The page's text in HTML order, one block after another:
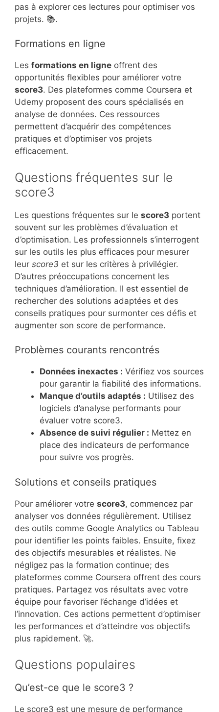
pas à explorer ces lectures pour optimiser vos
projets. 📚.
Formations en ligne
Les formations en ligne offrent des
opportunités flexibles pour améliorer votre
score3. Des plateformes comme Coursera et
Udemy proposent des cours spécialisés en
analyse de données. Ces ressources
permettent d’acquérir des compétences
pratiques et d’optimiser vos projets
efficacement.
Questions fréquentes sur le
score3
Les questions fréquentes sur le score3 portent
souvent sur les problèmes d’évaluation et
d’optimisation. Les professionnels s’interrogent
sur les outils les plus efficaces pour mesurer
leur score3 et sur les critères à privilégier.
D’autres préoccupations concernent les
techniques d’amélioration. Il est essentiel de
rechercher des solutions adaptées et des
conseils pratiques pour surmonter ces défis et
augmenter son score de performance.
Problèmes courants rencontrés
Données inexactes : Vérifiez vos sources
pour garantir la fiabilité des informations.
Manque d’outils adaptés : Utilisez des
logiciels d’analyse performants pour
évaluer votre score3.
Absence de suivi régulier : Mettez en
place des indicateurs de performance
pour suivre vos progrès.
Solutions et conseils pratiques
Pour améliorer votre score3, commencez par
analyser vos données régulièrement. Utilisez
des outils comme Google Analytics ou Tableau
pour identifier les points faibles. Ensuite, fixez
des objectifs mesurables et réalistes. Ne
négligez pas la formation continue; des
plateformes comme Coursera offrent des cours
pratiques. Partagez vos résultats avec votre
équipe pour favoriser l’échange d’idées et
l’innovation. Ces actions permettent d’optimiser
les performances et d’atteindre vos objectifs
plus rapidement. 🚀.
Questions populaires
Qu’est-ce que le score3 ?
Le score3 est une mesure de performance